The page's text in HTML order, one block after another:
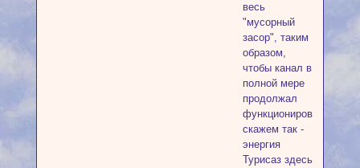
весь
"мусорный
засор", таким
образом,
чтобы канал в
полной мере
продолжал
функционировать,
скажем так -
энергия
Турисаз здесь